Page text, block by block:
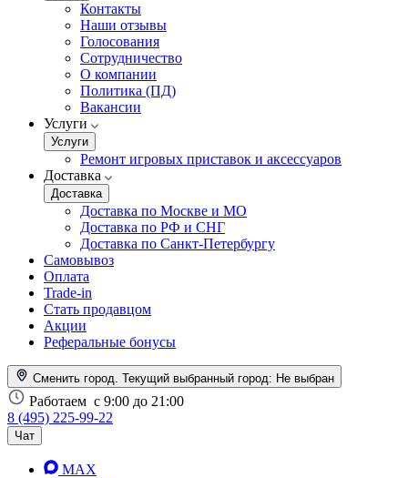
Контакты
Наши отзывы
Голосования
Сотрудничество
О компании
Политика (ПД)
Вакансии
Услуги
Услуги
Ремонт игровых приставок и аксессуаров
Доставка
Доставка
Доставка по Москве и МО
Доставка по РФ и СНГ
Доставка по Санкт-Петербургу
Самовывоз
Оплата
Trade-in
Стать продавцом
Акции
Реферальные бонусы
Сменить город. Текущий выбранный город: Не выбран
Работаем с 9:00 до 21:00
8 (495) 225-99-22
Чат
MAX